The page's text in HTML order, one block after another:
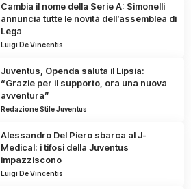
Cambia il nome della Serie A: Simonelli
annuncia tutte le novità dell’assemblea di
Lega
Luigi De Vincentis
Juventus, Openda saluta il Lipsia:
“Grazie per il supporto, ora una nuova
avventura”
Redazione Stile Juventus
Alessandro Del Piero sbarca al J-
Medical: i tifosi della Juventus
impazziscono
Luigi De Vincentis